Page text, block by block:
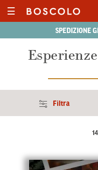
SPEDIZIONE
☰
Filtra